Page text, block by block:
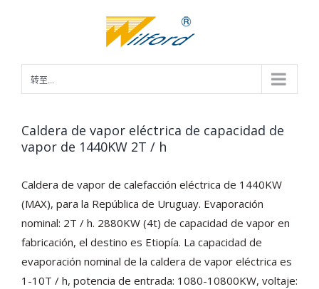
转至...
Caldera de vapor eléctrica de capacidad de
vapor de 1440KW 2T / h
Caldera de vapor de calefacción eléctrica de 1440KW
(MAX), para la República de Uruguay. Evaporación
nominal: 2T / h. 2880KW (4t) de capacidad de vapor en
fabricación, el destino es Etiopía. La capacidad de
evaporación nominal de la caldera de vapor eléctrica es
1-10T / h, potencia de entrada: 1080-10800KW, voltaje: